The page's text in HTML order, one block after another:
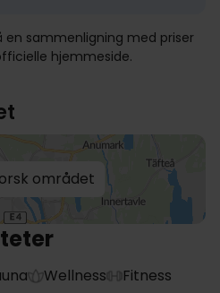
en sammenligning med priser
hjemmeside.
området
Wellness
Fitness